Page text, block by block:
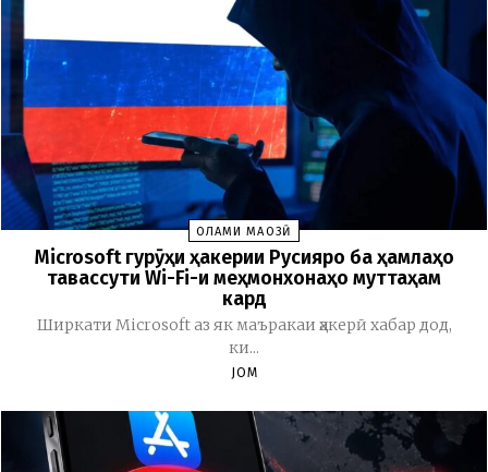
ОЛАМИ МАҶОЗӢ
Microsoft гурӯҳи ҳакерии Русияро ба ҳамлаҳо
тавассути Wi-Fi-и меҳмонхонаҳо муттаҳам
кард
Ширкати Microsoft аз як маъракаи ҳакерӣ хабар дод,
ки...
JOM